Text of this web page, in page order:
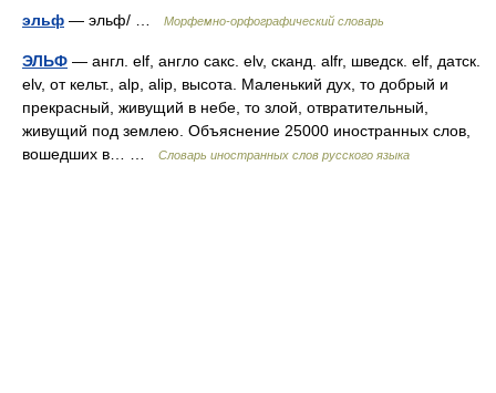
эльф — эльф/ … Морфемно-орфографический словарь
ЭЛЬФ — англ. elf, англо сакс. elv, сканд. alfr, шведск. elf, датск.
elv, от кельт., alp, alip, высота. Маленький дух, то добрый и
прекрасный, живущий в небе, то злой, отвратительный,
живущий под землею. Объяснение 25000 иностранных слов,
вошедших в… …
Словарь иностранных слов русского языка